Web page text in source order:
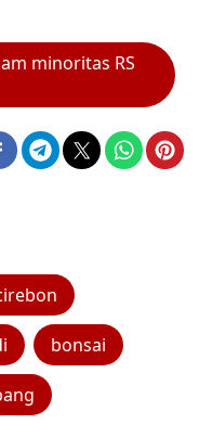
minoritas RS
bonsai